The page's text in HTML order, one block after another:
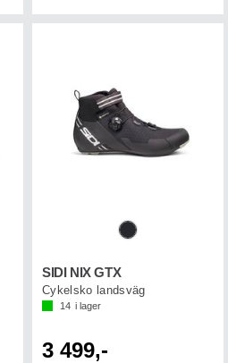
SIDI NIX GTX
Cykelsko landsväg
14 i lager
3 499,-